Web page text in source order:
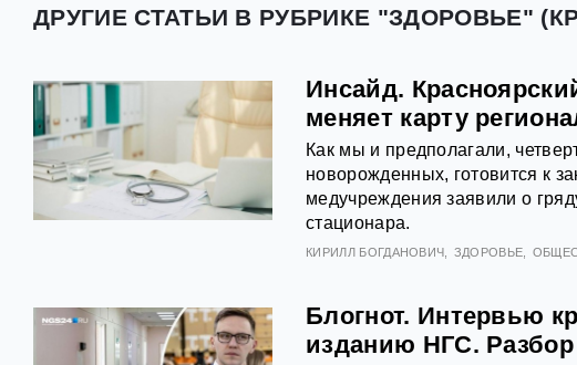
ДРУГИЕ СТАТЬИ В РУБРИКЕ "ЗДОРОВЬЕ"
Инсайд.
меняет карту
Как мы и предполагали,
новорожденных, готовится к
медучреждения заявили о
стационара.
КИРИЛЛ БОГДАНОВИЧ ЗДОРОВЬЕ
Блогнот. Интервью
изданию НГС.